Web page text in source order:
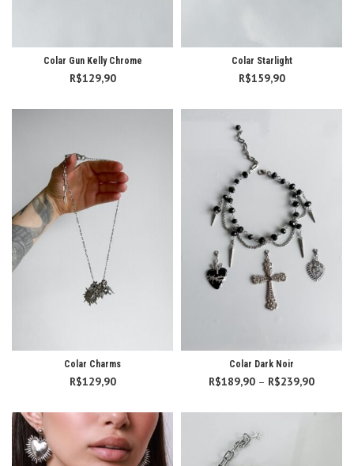
Colar Gun Kelly Chrome
R$129,90
Colar Starlight
R$159,90
Colar Charms
R$129,90
Colar Dark Noir
R$189,90 – R$239,90